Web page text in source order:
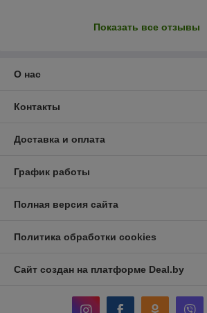
Показать все отзывы
О нас
Контакты
Доставка и оплата
График работы
Полная версия сайта
Политика обработки cookies
Сайт создан на платформе Deal.by